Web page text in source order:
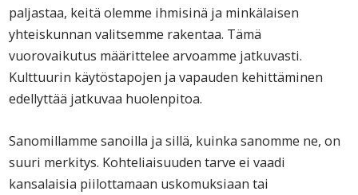
paljastaa, keitä olemme ihmisinä ja minkälaisen
yhteiskunnan valitsemme rakentaa. Tämä
vuorovaikutus määrittelee arvoamme jatkuvasti.
Kulttuurin käytöstapojen ja vapauden kehittäminen
edellyttää jatkuvaa huolenpitoa.
Sanomillamme sanoilla ja sillä, kuinka sanomme ne, on
suuri merkitys. Kohteliaisuuden tarve ei vaadi
kansalaisia piilottamaan uskomuksiaan tai